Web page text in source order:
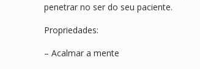
penetrar no ser do seu paciente.
Propriedades:
– Acalmar a mente